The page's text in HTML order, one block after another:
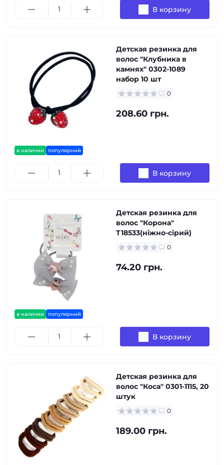
В корзину
в наличии популярний
Детская резинка для
волос "Клубника в
камнях" 0302-1089
набор 10 шт
0
208.60 грн.
В корзину
в наличии популярний
Детская резинка для
волос "Корона"
T18533(ніжно-сірий)
0
74.20 грн.
В корзину
Детская резинка для
волос "Коса" 0301-1115, 20
штук
0
189.00 грн.